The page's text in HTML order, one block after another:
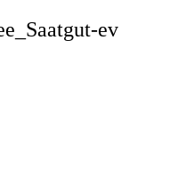
ev